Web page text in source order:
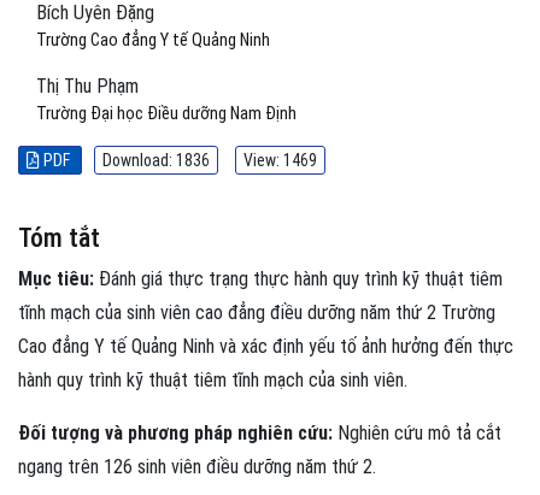
Bích Uyên Đặng
Trường Cao đẳng Y tế Quảng Ninh
Thị Thu Phạm
Trường Đại học Điều dưỡng Nam Định
PDF Download: 1836 View: 1469
Tóm tắt
Mục tiêu: Đánh giá thực trạng thực hành quy trình kỹ thuật tiêm
tĩnh mạch của sinh viên cao đẳng điều dưỡng năm thứ 2 Trường
Cao đẳng Y tế Quảng Ninh và xác định yếu tố ảnh hưởng đến thực
hành quy trình kỹ thuật tiêm tĩnh mạch của sinh viên.
Đối tượng và phương pháp nghiên cứu: Nghiên cứu mô tả cắt
ngang trên 126 sinh viên điều dưỡng năm thứ 2.